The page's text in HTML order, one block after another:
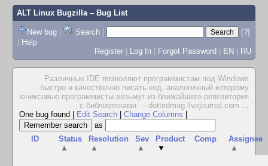
ALT Linux Bugzilla– Bug List
New bug | Search |
[?]
| Help
Register | Log In | Forgot Password | EN | RU
Различные IDE позволяют программистам под Windows
быстро и качественно писать код, аналогичный которому
юниксовые программисты возьмут из ближайшего репозитория
с библиотеками. -- dottedmag.livejournal.com ...
One bug found
Edit Search Change Columns
as
ID
Status
▲
Resolution
▲
Sev
▲
Product
▼
Comp
Assignee
▲